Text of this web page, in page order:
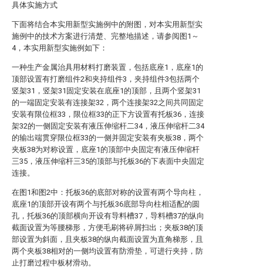
具体实施方式
下面将结合本实用新型实施例中的附图，对本实用新型实
施例中的技术方案进行清楚、完整地描述，请参阅图1～
4，本实用新型实施例如下：
一种生产金属治具用材料打磨装置，包括底座1，底座1的
顶部设置有打磨组件2和夹持组件3，夹持组件3包括两个
竖架31，竖架31固定安装在底座1的顶部，且两个竖架31
的一端固定安装有连接架32，两个连接架32之间共同固定
安装有限位框33，限位框33的正下方设置有托板36，连接
架32的一侧固定安装有液压伸缩杆二34，液压伸缩杆二34
的输出端贯穿限位框33的一侧并固定安装有夹板38，两个
夹板38为对称设置，底座1的顶部中央固定有液压伸缩杆
三35，液压伸缩杆三35的顶部与托板36的下表面中央固定
连接。
在图1和图2中：托板36的底部对称的设置有两个导向柱，
底座1的顶部开设有两个与托板36底部导向柱相适配的圆
孔，托板36的顶部横向开设有导料槽37，导料槽37的纵向
截面设置为等腰梯形，方便毛刷将碎屑扫出；夹板38的顶
部设置为斜面，且夹板38的纵向截面设置为直角梯形，且
两个夹板38相对的一侧均设置有防滑垫，可进行夹持，防
止打磨过程中板材滑动。